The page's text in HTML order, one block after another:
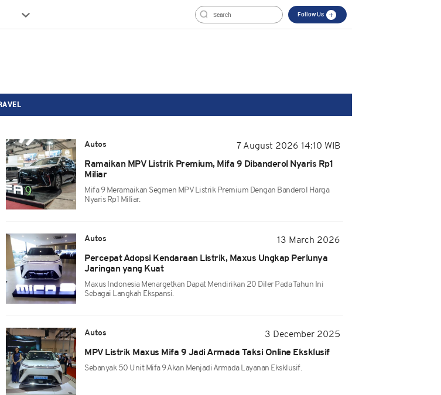
Follow Us
Autos
7 August 2026 14:10 WIB
Ramaikan MPV Listrik Premium, Mifa 9 Dibanderol Nyaris Rp1
Miliar
Mifa 9 Meramaikan Segmen MPV Listrik Premium Dengan Banderol Harga
Nyaris Rp1 Miliar.
Autos
13 March 2026
Percepat Adopsi Kendaraan Listrik, Maxus Ungkap Perlunya
Jaringan yang Kuat
Maxus Indonesia Menargetkan Dapat Mendirikan 20 Diler Pada Tahun Ini
Sebagai Langkah Ekspansi.
Autos
3 December 2025
MPV Listrik Maxus Mifa 9 Jadi Armada Taksi Online Eksklusif
Sebanyak 50 Unit Mifa 9 Akan Menjadi Armada Layanan Eksklusif.